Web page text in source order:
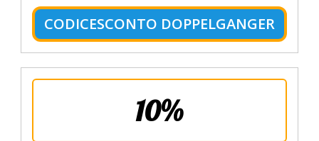
CODICESCONTO DOPPELGANGER
10%